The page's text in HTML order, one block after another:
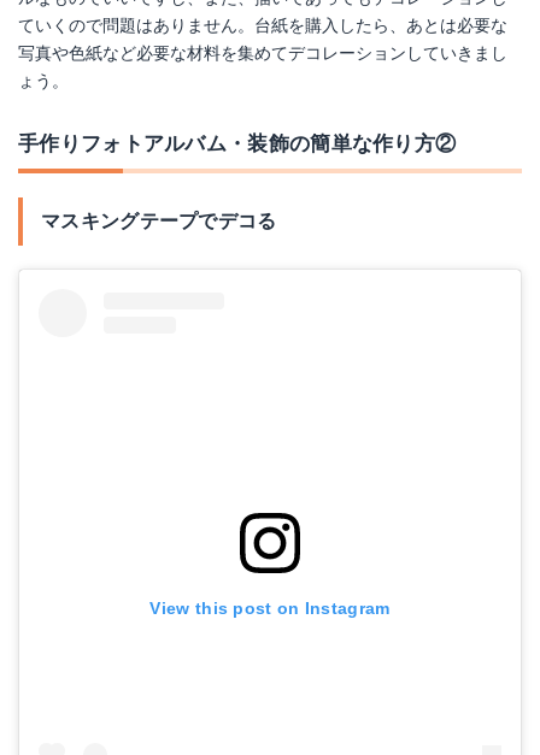
ていくので問題はありません。台紙を購入したら、あとは必要な
写真や色紙など必要な材料を集めてデコレーションしていきまし
ょう。
手作りフォトアルバム・装飾の簡単な作り方②
マスキングテープでデコる
View this post on Instagram